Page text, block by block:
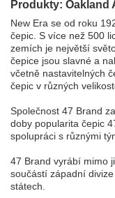
Produkty: Oakland
New Era se od roku
čepic. S více než 500
zemích je největší
čepice jsou slavné a
včetně nastavitelných
čepic v různých
Společnost 47 Brand
doby popularita čepic
spolupráci s různými
47 Brand vyrábí mimo
součástí západní
státech.